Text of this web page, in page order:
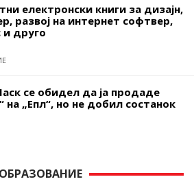
електронски книги за дизајн,
развој на интернет софтвер,
и друго
се обидел да ја продаде
на „Епл“, но не добил состанок
ОБРАЗОВАНИЕ